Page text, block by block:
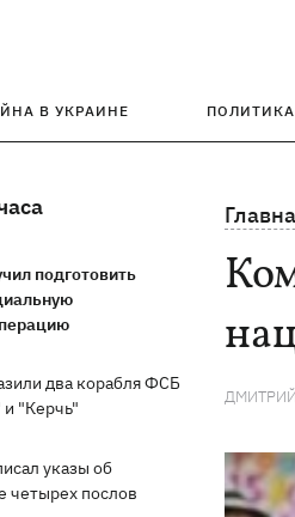
В УКРАИНЕ ПОЛИТИКА
подготовить
два корабля ФСБ
"Керчь"
указы об
четырех послов